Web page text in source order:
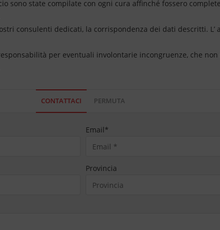
sono state compilate con ogni cura affinché fossero
consulenti dedicati, la corrispondenza dei dati descritti. L’
per eventuali involontarie incongruenze, che
CONTATTACI PERMUTA
Email*
Provincia